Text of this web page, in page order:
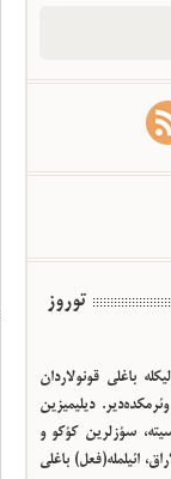
توروز
باغلی قونولاردان
دیلیمیزین
سؤزلرین کؤکو و
ائیلمله(فعل) باغلی